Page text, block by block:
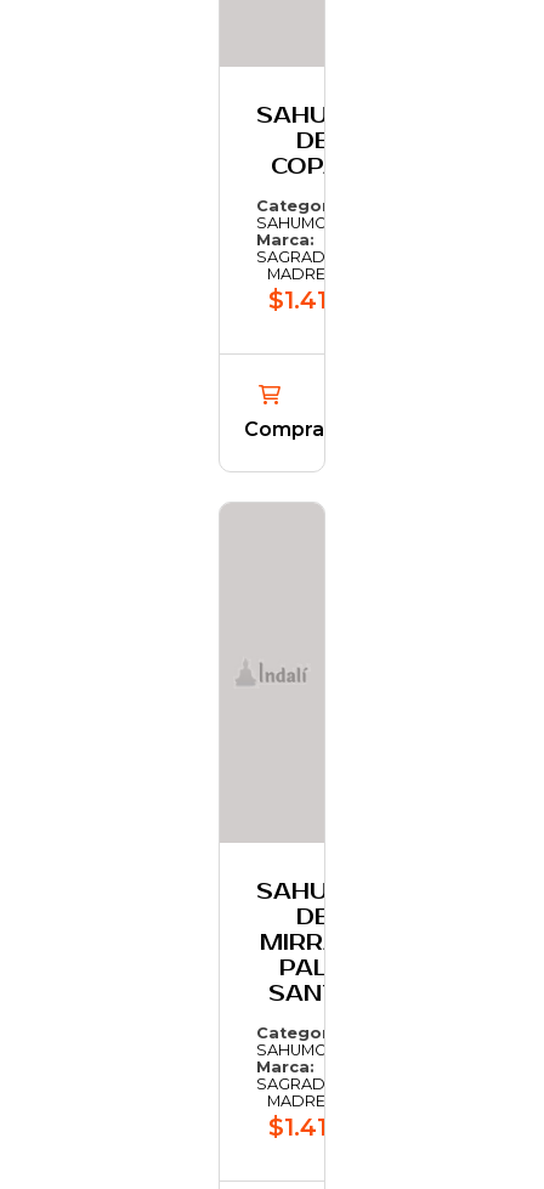
SAHUMO
DE
COPAL
Categoría:
SAHUMO
Marca:
SAGRADA
MADRE
$1.419,41
Comprar
SAHUMO
DE
MIRRA Y
PALO
SANTO
Categoría:
SAHUMO
Marca:
SAGRADA
MADRE
$1.419,41